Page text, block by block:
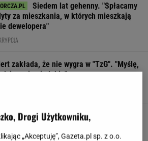
Siedem lat gehenny. "Spłacamy
za mieszkania, w których mieszkają
dewelopera"
zakłada, że nie wygra w "TzG". "Myślę,
mnie nie lubią"
kontrolę nad własnym ciałem". Kobiety
stawiają na boysober
Drogi Użytkowniku,
„Akceptuję”, Gazeta.pl sp. z o.o.